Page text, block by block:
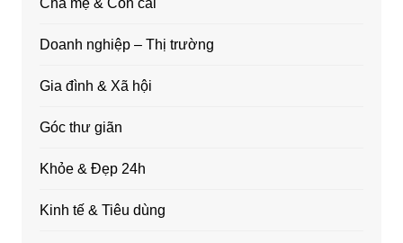
Cha mẹ & Con cái
Doanh nghiệp – Thị trường
Gia đình & Xã hội
Góc thư giãn
Khỏe & Đẹp 24h
Kinh tế & Tiêu dùng